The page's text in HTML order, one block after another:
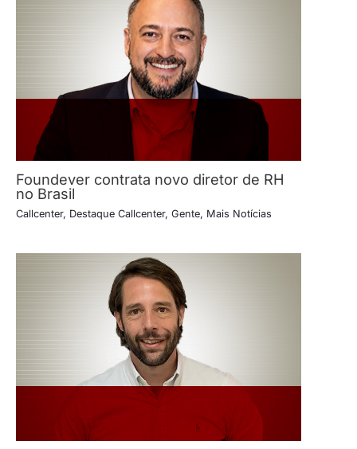
Foundever contrata novo diretor de RH
no Brasil
Callcenter, Destaque Callcenter, Gente, Mais Notícias